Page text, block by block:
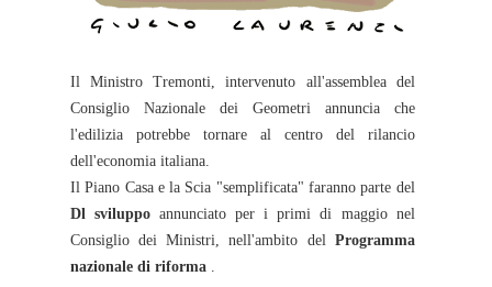
Il Ministro Tremonti, intervenuto all'assemblea del
Consiglio Nazionale dei Geometri annuncia che
l'edilizia potrebbe tornare al centro del rilancio
dell'economia italiana.
Il Piano Casa e la Scia "semplificata" faranno parte del
Dl sviluppo annunciato per i primi di maggio nel
Consiglio dei Ministri, nell'ambito del Programma
nazionale di riforma .